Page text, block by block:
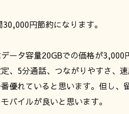
円節約になります。
ータ容量20GBでの価格が
、5分通話、つながりやすさ、
優れていると思います。但し、
バイルが良いと思います。